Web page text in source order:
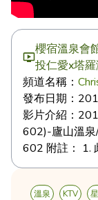
櫻宿溫泉會
投仁愛x塔
頻道名稱：
發布日期：
影片介紹：
602)-廬山溫泉
602 附註： 1.
溫泉 KTV